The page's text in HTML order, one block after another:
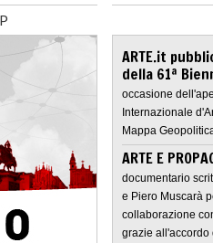
ARTE.it
della 61ª
occasione
Internazionale
Mappa
ARTE E
documentario
e Piero Muscarà
collaborazione
grazie all'accordo